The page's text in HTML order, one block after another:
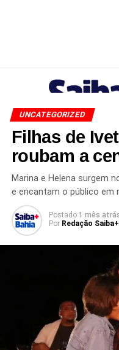
UNCATEGORIZED
Filhas de
roubam a
Marina e Helena surgem
e encantam o público em
Postado 1 mês
Por Redação Saiba+